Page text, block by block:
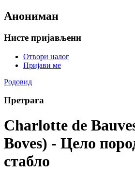
Анониман
Нисте пријављени
Отвори налог
Пријави ме
Родовид
Претрага
Charlotte de
Boves) - Цело
стабло